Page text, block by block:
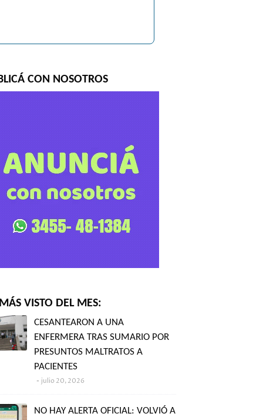
CON NOSOTROS
VISTO DEL MES:
CESANTEARON A UNA
ENFERMERA TRAS SUMARIO POR
PRESUNTOS MALTRATOS A
PACIENTES
julio 20, 2026
NO HAY ALERTA OFICIAL: VOLVIÓ A